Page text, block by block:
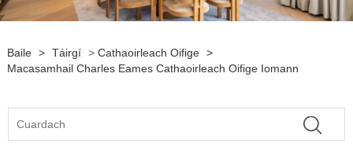
Baile > Táirgí > Cathaoirleach Oifige >
Macasamhail Charles Eames Cathaoirleach Oifige Iomann